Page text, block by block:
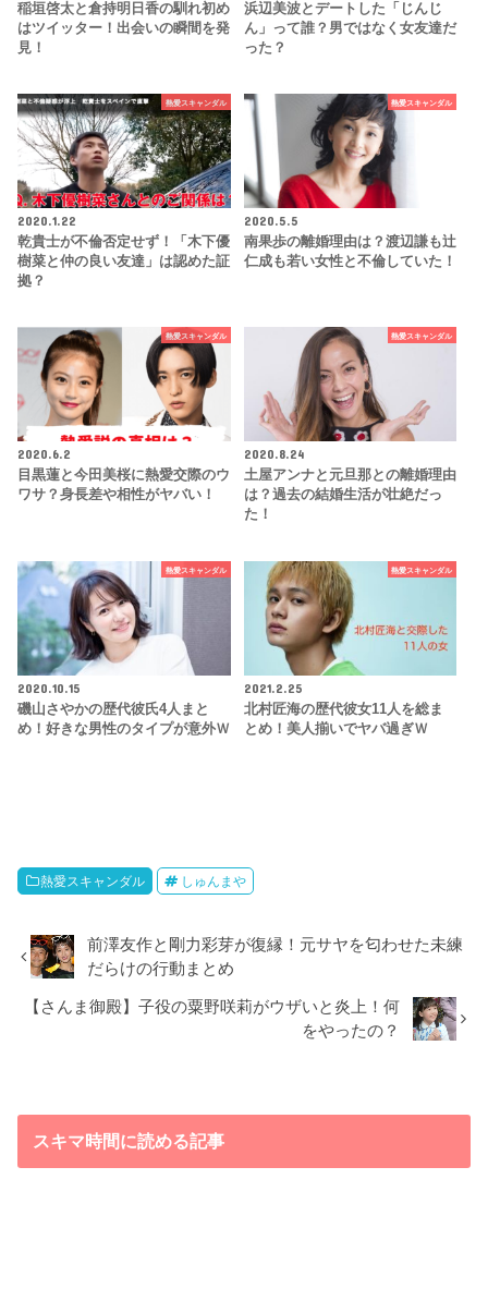
稲垣啓太と倉持明日香の馴れ初め
はツイッター！出会いの瞬間を発
見！
浜辺美波とデートした「じんじ
ん」って誰？男ではなく女友達だ
った？
熱愛スキャンダル
2020.1.22
乾貴士が不倫否定せず！「木下優
樹菜と仲の良い友達」は認めた証
拠？
熱愛スキャンダル
2020.5.5
南果歩の離婚理由は？渡辺謙も辻
仁成も若い女性と不倫していた！
熱愛スキャンダル
2020.6.2
目黒蓮と今田美桜に熱愛交際のウ
ワサ？身長差や相性がヤバい！
熱愛スキャンダル
2020.8.24
土屋アンナと元旦那との離婚理由
は？過去の結婚生活が壮絶だっ
た！
熱愛スキャンダル
2020.10.15
磯山さやかの歴代彼氏4人まと
め！好きな男性のタイプが意外ｗ
熱愛スキャンダル
2021.2.25
北村匠海の歴代彼女11人を総ま
とめ！美人揃いでヤバ過ぎｗ
熱愛スキャンダル しゅんまや
前澤友作と剛力彩芽が復縁！元サヤを匂わせた未練
だらけの行動まとめ
【さんま御殿】子役の粟野咲莉がウザいと炎上！何
をやったの？
スキマ時間に読める記事